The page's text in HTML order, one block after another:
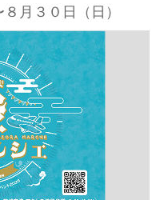
月３０日（日）